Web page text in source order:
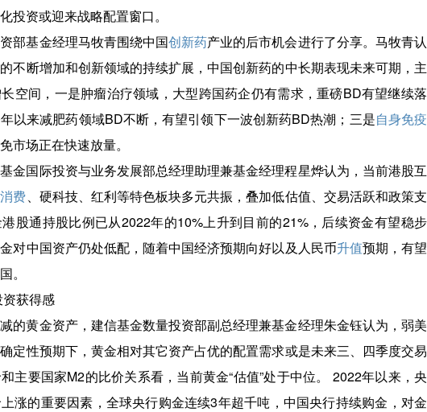
投资或迎来战略配置窗口。
部基金经理马牧青围绕中国创新药产业的后市机会进行了分享。马牧青认
不断增加和创新领域的持续扩展，中国创新药的中长期表现未来可期，主
空间，一是肿瘤治疗领域，大型跨国药企仍有需求，重磅BD有望继续落
以来减肥药领域BD不断，有望引领下一波创新药BD热潮；三是自身免疫
市场正在快速放量。
金国际投资与业务发展部总经理助理兼基金经理程星烨认为，当前港股互
费、硬科技、红利等特色板块多元共振，叠加低估值、交易活跃和政策支
股通持股比例已从2022年的10%上升到目前的21%，后续资金有望稳步
对中国资产仍处低配，随着中国经济预期向好以及人民币升值预期，有望
。
获得感
的黄金资产，建信基金数量投资部副总经理兼基金经理朱金钰认为，弱美
定性预期下，黄金相对其它资产占优的配置需求或是未来三、四季度交易
主要国家M2的比价关系看，当前黄金“估值”处于中位。 2022年以来，央
涨的重要因素，全球央行购金连续3年超千吨，中国央行持续购金，对金